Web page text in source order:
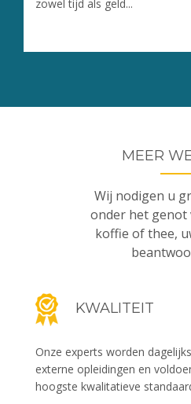
zowel tijd als geld...
MEER
Wij nodigen u
onder het genot
koffie of thee,
KWALITEIT
Onze experts worden
externe opleidingen en
hoogste kwalitatieve